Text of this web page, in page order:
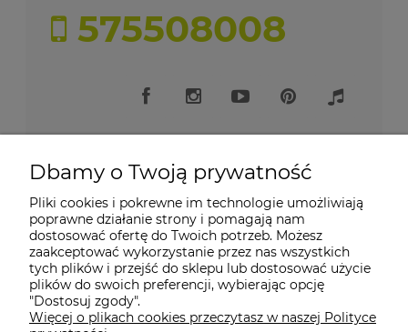
575508008
Moje konto
Płatności i dostawa
Informacje
Dbamy o Twoją prywatność
Pliki cookies i pokrewne im technologie umożliwiają
poprawne działanie strony i pomagają nam
dostosować ofertę do Twoich potrzeb. Możesz
zaakceptować wykorzystanie przez nas wszystkich
tych plików i przejść do sklepu lub dostosować użycie
plików do swoich preferencji, wybierając opcję
"Dostosuj zgody".
Więcej o plikach cookies przeczytasz w naszej Polityce